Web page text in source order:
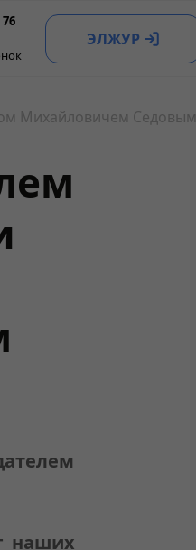
76
ЭЛЖУР
Михайловичем Седовым
наших